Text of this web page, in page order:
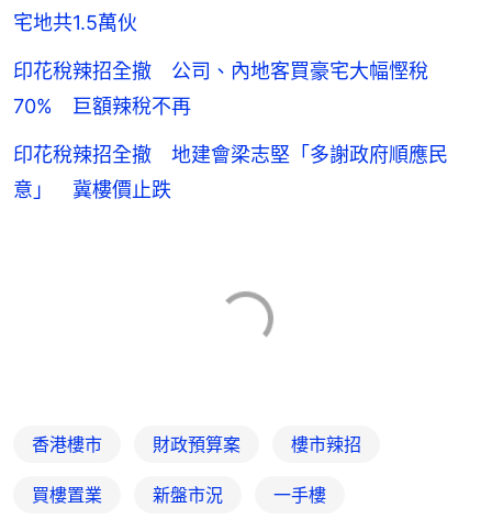
宅地共1.5萬伙
印花稅辣招全撤 公司、內地客買豪宅大幅慳稅
70% 巨額辣稅不再
印花稅辣招全撤 地建會梁志堅「多謝政府順應民
意」 冀樓價止跌
香港樓市 財政預算案 樓市辣招
買樓置業 新盤市況 一手樓